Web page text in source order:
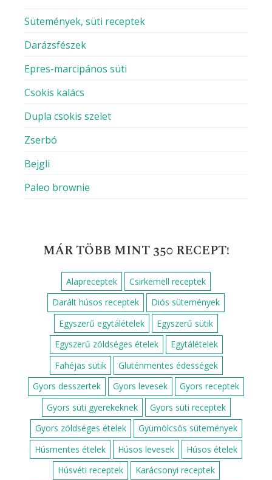
Sütemények, süti receptek
Darázsfészek
Epres-marcipános süti
Csokis kalács
Dupla csokis szelet
Zserbó
Bejgli
Paleo brownie
MÁR TÖBB MINT 350 RECEPT!
Alapreceptek
Csirkemell receptek
Darált húsos receptek
Diós sütemények
Egyszerű egytálételek
Egyszerű sütik
Egyszerű zöldséges ételek
Egytálételek
Fahéjas sütik
Gluténmentes édességek
Gyors desszertek
Gyors levesek
Gyors receptek
Gyors süti gyerekeknek
Gyors süti receptek
Gyors zöldséges ételek
Gyümölcsös sütemények
Húsmentes ételek
Húsos levesek
Húsos ételek
Húsvéti receptek
Karácsonyi receptek